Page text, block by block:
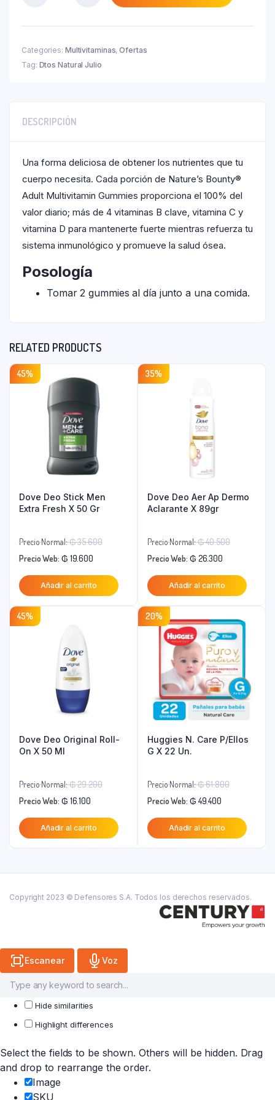
₲ 155.000.
X
quantity
Categories: Multivitaminas,Ofertas
Tag: Dtos Natural Julio
DESCRIPCIÓN
Una forma deliciosa de obtener los nutrientes que tu
cuerpo necesita. Cada porción de Nature’s Bounty®
Adult Multivitamin Gummies proporciona el 100% del
valor diario; más de 4 vitaminas B clave, vitamina C y
vitamina D para mantenerte fuerte mientras refuerza tu
sistema inmunológico y promueve la salud ósea.
Posología
Tomar 2 gummies al día junto a una comida.
RELATED PRODUCTS
45%
Dove Deo Stick Men
Extra Fresh X 50 Gr
Precio Normal:₲35.600El
original
era:
₲ 35.600.
Precio Web: ₲ 19.600
precio
actual
Añadir al carrito
35%
Dove Deo Aer Ap Dermo
Aclarante X 89gr
Precio Normal:₲40.500El
original
era:
Precio Web: ₲ 26.300
precio
actual
₲ 26.300.
Añadir al carrito
45%
Dove Deo Original Roll-
On X 50 Ml
Precio Normal:₲29.200El
original
era:
Precio Web: ₲ 16.100
precio
actual
Añadir al carrito
20%
Huggies N. Care P/Ellos
G X 22 Un.
Precio Normal:₲61.800El
original
era:
Precio Web: ₲ 49.400
precio
actual
Añadir al carrito
Copyright 2023 © Defensores S.A. Todos los derechos reservados.
Escanear Voz
Hide similarities
Highlight differences
Select the fields to be shown. Others will be hidden. Drag
and drop to rearrange the order.
Image
SKU